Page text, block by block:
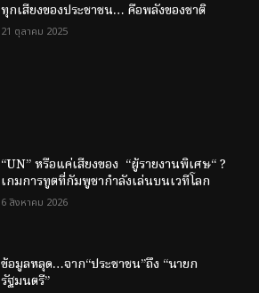
ทุกเสียงของประชาชน… คือพลังของชาติ
21 ตุลาคม 2025
“UN” หรือแค่เสียงของ “ผู้รายงานพิเศษ“ ?
เกมการทูตที่กัมพูชากำลังเล่นบนเวทีโลก
6 สิงหาคม 2026
ข้อมูลหลุด…จาก“ประชาชน”ถึง “นายก
รัฐมนตรี”